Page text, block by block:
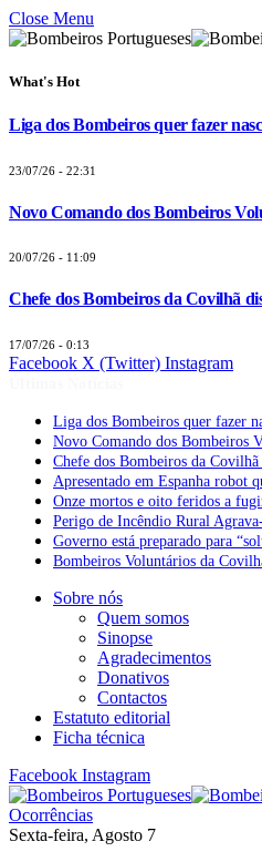
Close Menu
What's Hot
Liga dos Bombeiros quer fazer
23/07/26 - 22:31
Novo Comando dos Bombeiros
20/07/26 - 11:09
Chefe dos Bombeiros da Covilhã
17/07/26 - 0:13
Facebook X (Twitter) Instagram
Liga dos Bombeiros quer fazer
Novo Comando dos Bombeiros
Chefe dos Bombeiros da
Apresentado em Espanha robot
Onze mortos e oito feridos a
Perigo de Incêndio Rural
Governo está preparado para
Bombeiros Voluntários da
Sobre nós
Quem somos
Sinopse
Agradecimentos
Donativos
Contactos
Estatuto editorial
Ficha técnica
Facebook Instagram
Ocorrências
Sexta-feira, Agosto 7